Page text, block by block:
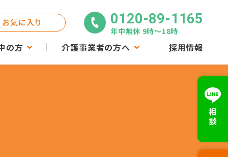
の方 介護事業者の方へ 採用情報
お気に入り 0120-89-1165
年中無休 9時〜18時
相談